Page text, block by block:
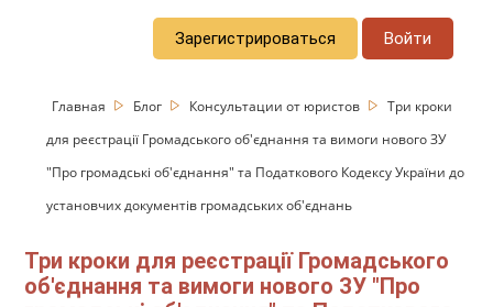
Зарегистрироваться Войти
Главная Блог Консультации от юристов
Три кроки
для реєстрації Громадського об'єднання та вимоги нового ЗУ
"Про громадські об'єднання" та Податкового Кодексу України до
установчих документів громадських об'єднань
Три кроки для реєстрації Громадського
об'єднання та вимоги нового ЗУ "Про